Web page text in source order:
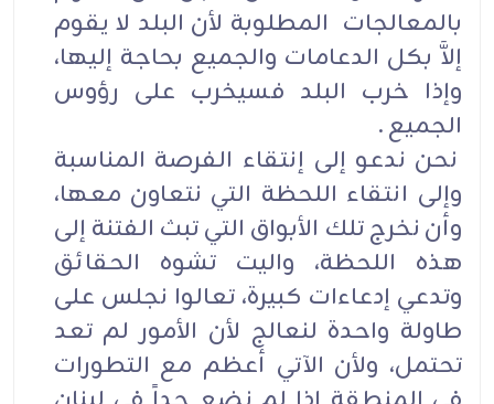
بالمعالجات المطلوبة لأن البلد لا يقوم
إلاَّ بكل الدعامات والجميع بحاجة إليها،
وإذا خرب البلد فسيخرب على رؤوس
الجميع .
نحن ندعو إلى إنتقاء الفرصة المناسبة
وإلى انتقاء اللحظة التي نتعاون معها،
وأن نخرج تلك الأبواق التي تبث الفتنة إلى
هذه اللحظة، واليت تشوه الحقائق
وتدعي إدعاءات كبيرة، تعالوا نجلس على
طاولة واحدة لنعالج لأن الأمور لم تعد
تحتمل، ولأن الآتي أعظم مع التطورات